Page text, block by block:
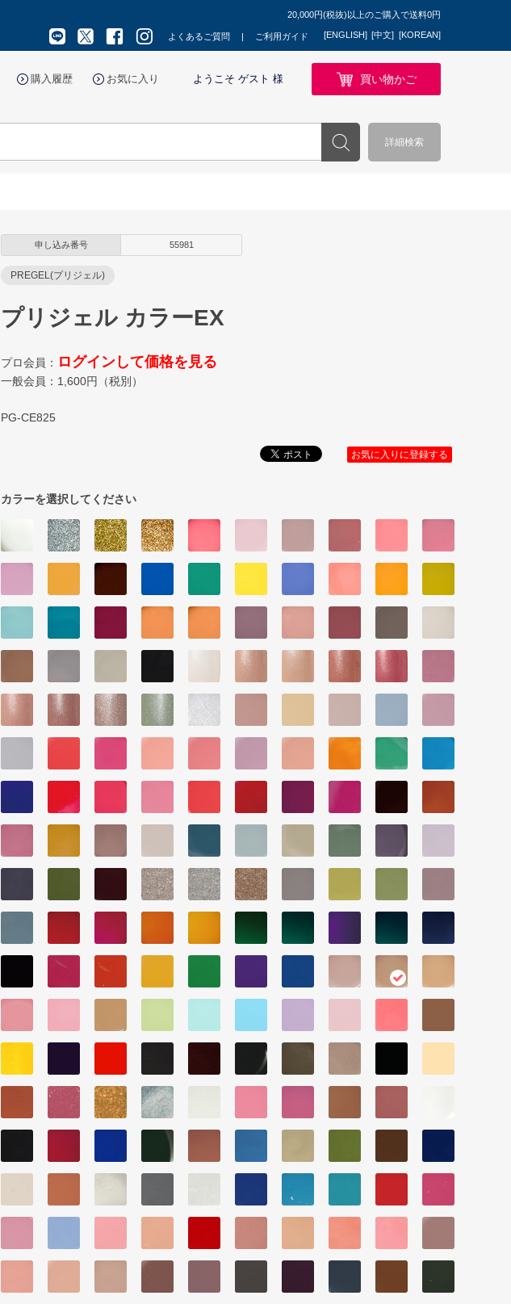
20,000円(税抜)以上のご購入で送料0円
よくあるご質問 ご利用ガイド [ENGLISH] [中文] [KOREAN]
購入履歴 お気に入り ようこそ ゲスト 様 買い物かご
詳細検索
申し込み番号 55981
PREGEL(プリジェル)
プリジェル カラーEX
プロ会員： ログインして価格を見る
一般会員： 1,600円（税別）
PG-CE825
お気に入りに登録する
カラーを選択してください